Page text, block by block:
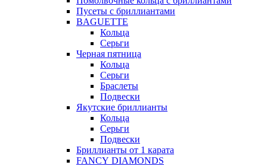
Пусеты с бриллиантами
BAGUETTE
Кольца
Серьги
Черная пятница
Кольца
Серьги
Браслеты
Подвески
Якутские бриллианты
Кольца
Серьги
Подвески
Бриллианты от 1 карата
FANCY DIAMONDS